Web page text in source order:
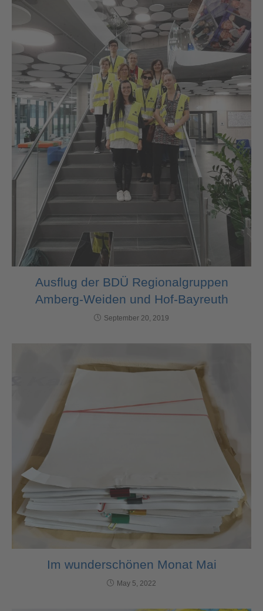
Ausflug der BDÜ Regionalgruppen
Amberg-Weiden und Hof-Bayreuth
September 20, 2019
Im wunderschönen Monat Mai
May 5, 2022